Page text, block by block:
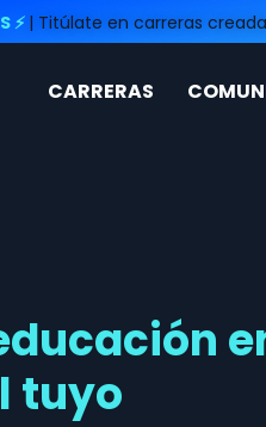
⚡ | Titúlate en carreras
CARRERAS
tuyo